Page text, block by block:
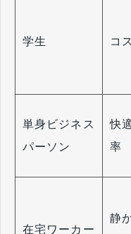
学生 コ
単身ビジネス
パーソン
快
率
在宅ワーカー
静